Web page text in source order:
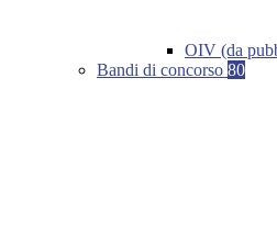
OIV (da
Bandi di concorso 80